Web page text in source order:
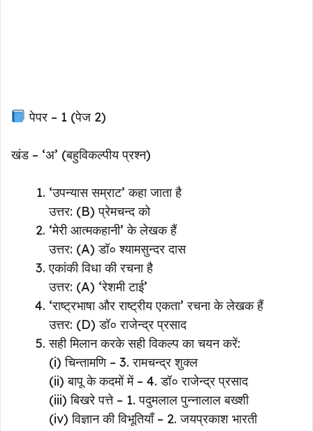
पेपर – 1 (पेज 2)
खंड – ‘अ’ (बहुविकल्पीय प्रश्न)
‘उपन्यास सम्राट’ कहा जाता है
उत्तर: (B) प्रेमचन्द को
‘मेरी आत्मकहानी’ के लेखक हैं
उत्तर: (A) डॉ० श्यामसुन्दर दास
एकांकी विधा की रचना है
उत्तर: (A) ‘रेशमी टाई’
‘राष्ट्रभाषा और राष्ट्रीय एकता’ रचना के लेखक हैं
उत्तर: (D) डॉ० राजेन्द्र प्रसाद
सही मिलान करके सही विकल्प का चयन करें:
(i) चिन्तामणि – 3. रामचन्द्र शुक्ल
(ii) बापू के कदमों में – 4. डॉ० राजेन्द्र प्रसाद
(iii) बिखरे पत्ते – 1. पदुमलाल पुन्नालाल बख्शी
(iv) विज्ञान की विभूतियाँ – 2. जयप्रकाश भारती